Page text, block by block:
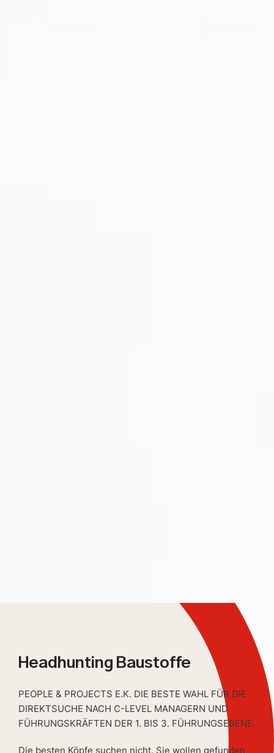
Headhunting Baustoffe
PEOPLE & PROJECTS E.K. DIE BESTE WAHL FÜR DIE
DIREKTSUCHE NACH C-LEVEL MANAGERN UND
FÜHRUNGSKRÄFTEN DER 1. BIS 3. FÜHRUNGSEBENE.
Die besten Köpfe suchen nicht. Sie wollen gefunden